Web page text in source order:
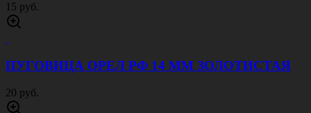
15 руб.
ПУГОВИЦА ОРЕЛ РФ 14 ММ ЗОЛОТИСТАЯ
20 руб.